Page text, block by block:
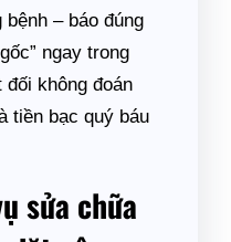
bệnh – báo đúng
ngay trong
đối không đoán
tiền bạc quý báu
sửa chữa